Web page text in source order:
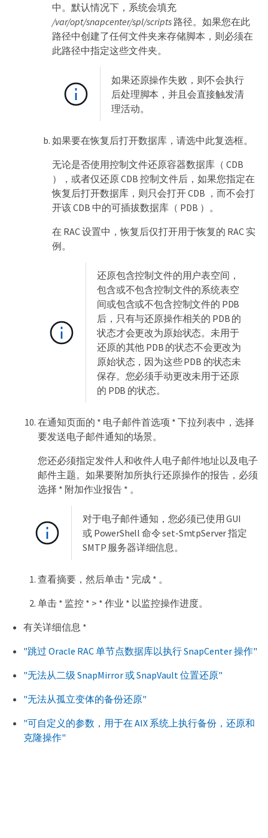
中。默认情况下，系统会填充
/var/opt/snapcenter/spl/scripts 路径。如果您在此
路径中创建了任何文件夹来存储脚本，则必须在
此路径中指定这些文件夹。
如果还原操作失败，则不会执行
后处理脚本，并且会直接触发清
理活动。
如果要在恢复后打开数据库，请选中此复选框。
无论是否使用控制文件还原容器数据库（ CDB
），或者仅还原 CDB 控制文件后，如果您指定在
恢复后打开数据库，则只会打开 CDB ，而不会打
开该 CDB 中的可插拔数据库（ PDB ）。
在 RAC 设置中，恢复后仅打开用于恢复的 RAC 实
例。
还原包含控制文件的用户表空间，
包含或不包含控制文件的系统表空
间或包含或不包含控制文件的 PDB
后，只有与还原操作相关的 PDB 的
状态才会更改为原始状态。未用于
还原的其他 PDB 的状态不会更改为
原始状态，因为这些 PDB 的状态未
保存。您必须手动更改未用于还原
的 PDB 的状态。
在通知页面的 * 电子邮件首选项 * 下拉列表中，选择
要发送电子邮件通知的场景。
您还必须指定发件人和收件人电子邮件地址以及电子
邮件主题。如果要附加所执行还原操作的报告，必须
选择 * 附加作业报告 * 。
对于电子邮件通知，您必须已使用 GUI
或 PowerShell 命令 set-SmtpServer 指定
SMTP 服务器详细信息。
查看摘要，然后单击 * 完成 * 。
单击 * 监控 * > * 作业 * 以监控操作进度。
有关详细信息 *
"跳过 Oracle RAC 单节点数据库以执行 SnapCenter 操作"
"无法从二级 SnapMirror 或 SnapVault 位置还原"
"无法从孤立变体的备份还原"
"可自定义的参数，用于在 AIX 系统上执行备份，还原和
克隆操作"